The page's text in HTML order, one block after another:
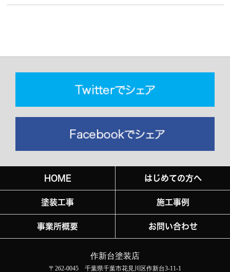
HOME はじめての方へ
塗装工事 施工事例
事業所概要 お問い合わせ
作新台塗装店
〒262-0045 千葉県千葉市花見川区作新台3-11-1